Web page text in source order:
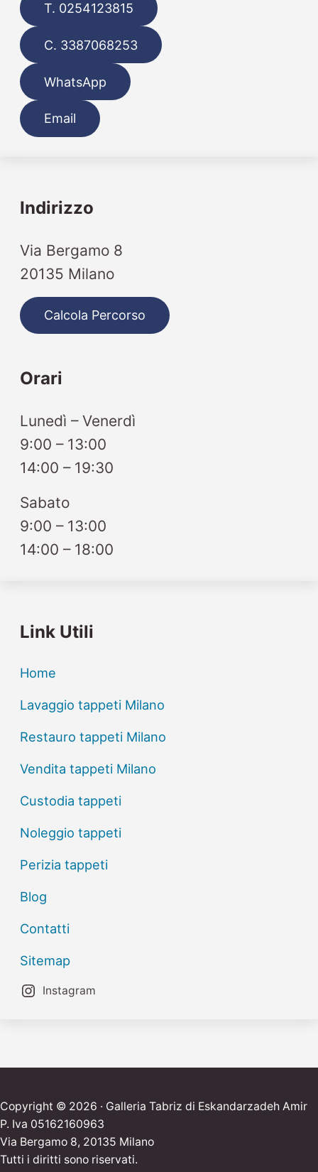
T. 0254123815
C. 3387068253
WhatsApp
Email
Indirizzo
Via Bergamo 8
20135 Milano
Calcola Percorso
Orari
Lunedì – Venerdì
9:00 – 13:00
14:00 – 19:30
Sabato
9:00 – 13:00
14:00 – 18:00
Link Utili
Home
Lavaggio tappeti Milano
Restauro tappeti Milano
Vendita tappeti Milano
Custodia tappeti
Noleggio tappeti
Perizia tappeti
Blog
Contatti
Sitemap
Instagram
Copyright © 2026 · Galleria Tabriz di Eskandarzadeh Amir
P. Iva 05162160963
Via Bergamo 8, 20135 Milano
Tutti i diritti sono riservati.